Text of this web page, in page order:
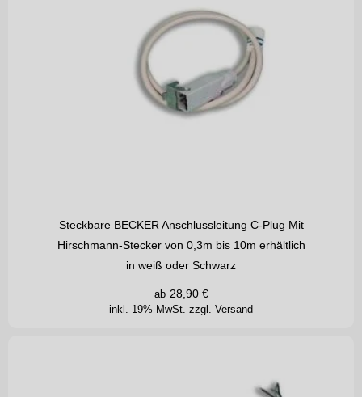
Steckbare BECKER Anschlussleitung C-Plug Mit
Hirschmann-Stecker von 0,3m bis 10m erhältlich
in weiß oder Schwarz
inkl. 19% MwSt. zzgl. Versand
ab 28,90€